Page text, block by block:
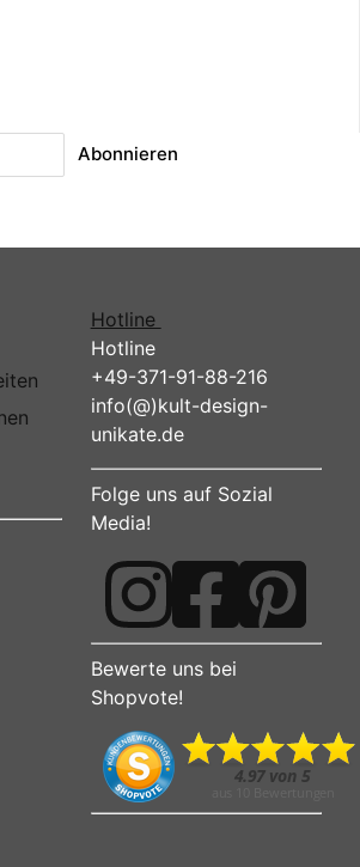
Abonnieren
Hotline
Hotline
+49-371-91-88-216
info(@)kult-design-
unikate.de
Folge uns auf Sozial
Media!
Bewerte uns bei
Shopvote!